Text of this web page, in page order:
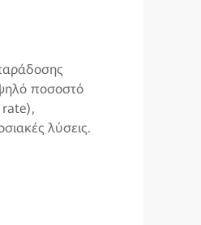
που
αξιοπιστία
πλατφόρμα
διαδικασιών
ποσοστό
rate),
λύσεις.